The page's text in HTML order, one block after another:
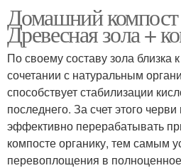
Домашний компост
Древесная зола +
По своему составу зола близка
сочетании с натуральным
способствует стабилизации
последнего. За счет этого
эффективно перерабатывать
компосте органику, тем самым
перевоплощения в